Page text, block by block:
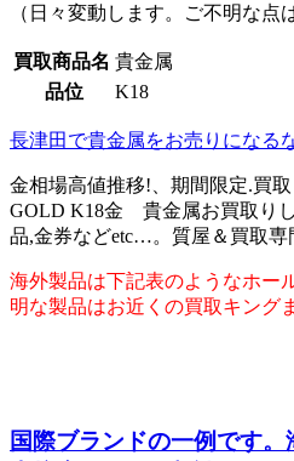
（日々変動します。ご不明な点
買取商品名 貴金属
品位
K18
長津田で貴金属をお売りになる
金相場高値推移!、期間限定.買
GOLD K18金 貴金属お買取り
品,金券などetc…。質屋＆買取専
海外製品は下記表のようなホー
明な製品はお近くの買取キング
国際ブランドの一例です